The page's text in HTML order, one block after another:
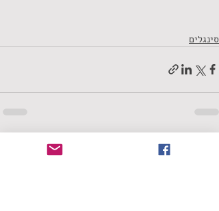
סינגלים